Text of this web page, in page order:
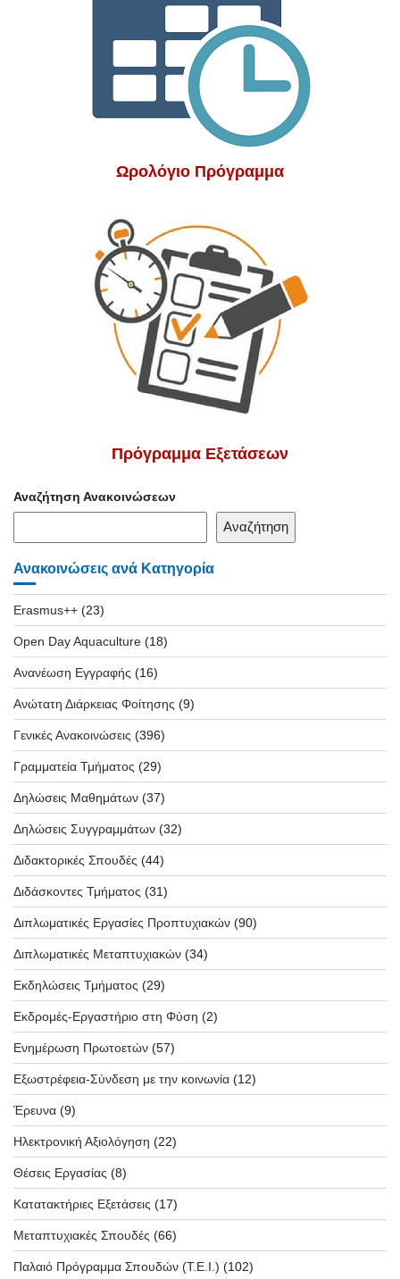
Ωρολόγιο Πρόγραμμα
Πρόγραμμα Εξετάσεων
Αναζήτηση Ανακοινώσεων
Αναζήτηση
Ανακοινώσεις ανά Κατηγορία
Erasmus++ (23)
Open Day Aquaculture (18)
Ανανέωση Εγγραφής (16)
Ανώτατη Διάρκειας Φοίτησης (9)
Γενικές Ανακοινώσεις (396)
Γραμματεία Τμήματος (29)
Δηλώσεις Μαθημάτων (37)
Δηλώσεις Συγγραμμάτων (32)
Διδακτορικές Σπουδές (44)
Διδάσκοντες Τμήματος (31)
Διπλωματικές Εργασίες Προπτυχιακών (90)
Διπλωματικές Μεταπτυχιακών (34)
Εκδηλώσεις Τμήματος (29)
Εκδρομές-Εργαστήριο στη Φύση (2)
Ενημέρωση Πρωτοετών (57)
Εξωστρέφεια-Σύνδεση με την κοινωνία (12)
Έρευνα (9)
Ηλεκτρονική Αξιολόγηση (22)
Θέσεις Εργασίας (8)
Κατατακτήριες Εξετάσεις (17)
Μεταπτυχιακές Σπουδές (66)
Παλαιό Πρόγραμμα Σπουδών (T.E.I.) (102)